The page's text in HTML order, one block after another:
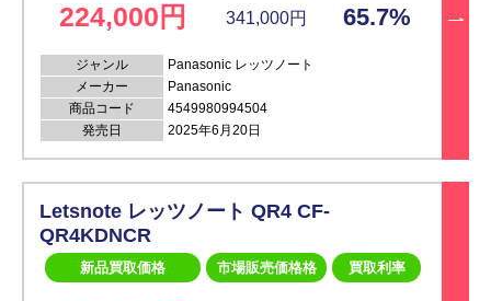
224,000円 341,000円 65.7%
ジャンル
Panasonic レッツノート
メーカー
Panasonic
商品コード
4549980994504
発売日
2025年6月20日
Letsnote レッツノート QR4 CF-
QR4KDNCR
新品買取価格 市場販売価格格 買取利率